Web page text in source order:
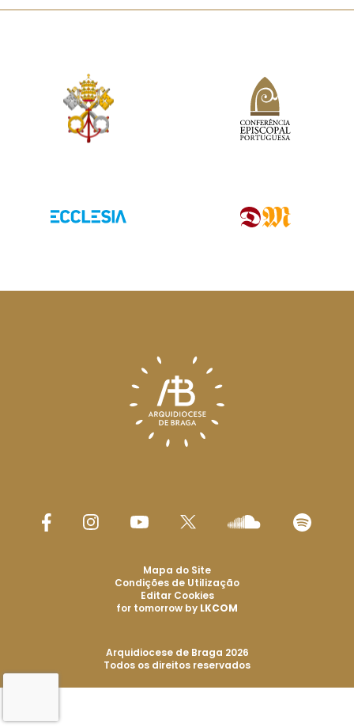
Arquidiocese de Braga 2026
Todos os direitos reservados
Mapa do Site
Condições de Utilização
Editar Cookies
for tomorrow by LKCOM